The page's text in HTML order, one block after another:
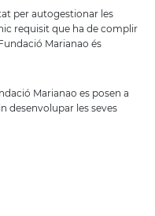
per autogestionar les
requisit que ha de complir
Marianao és
Marianao es posen a
desenvolupar les seves